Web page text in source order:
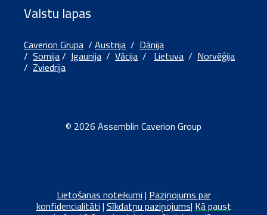
Valstu lapas
Caverion Grupa /Austrija / Dānija
/ Somija/ Igaunija / Vācija / Lietuva / Norvēģija
/ Zviedrija
© 2026 Assemblin Caverion Group
Lietošanas noteikumi|Paziņojums par
konfidencialitāti|Sīkdatņu paziņojums|Kā paust